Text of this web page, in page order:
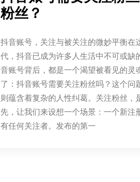
粉丝？
抖音账号，关注与被关注的微妙平衡在
代，抖音已成为许多人生活中不可或缺
音账号背后，都是一个渴望被看见的灵
了：抖音账号需要关注粉丝吗？这个问
则蕴含着复杂的人性纠葛。关注粉丝，
先，让我们来设想一个场景：一个新注
有任何关注者。发布的第一